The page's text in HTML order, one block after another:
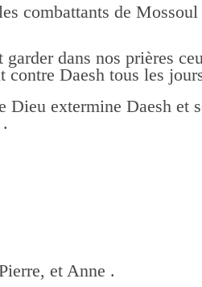
combattants de
garder dans nos prières
contre Daesh tous les
Dieu extermine Daesh et
et Anne .